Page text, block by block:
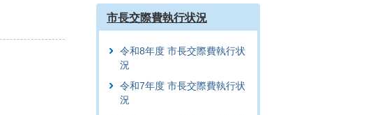
市長交際費執行状況
令和8年度 市長交際費執行状
況
令和7年度 市長交際費執行状
況